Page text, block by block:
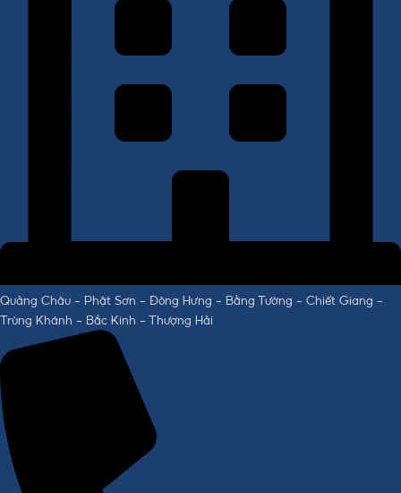
Quảng Châu - Phật Sơn - Đông Hưng - Bằng Tường - Chiết Giang -
Trùng Khánh - Bắc Kinh - Thượng Hải